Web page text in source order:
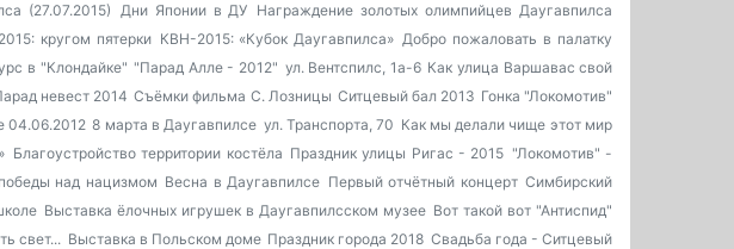
(27.07.2015) Дни Японии в ДУ Награждение золотых олимпийцев Даугавпилса
кругом пятерки КВН-2015: «Кубок Даугавпилса» Добро пожаловать в палатку
в "Клондайке" "Парад Алле - 2012" ул. Вентспилс, 1а-6 Как улица Варшавас свой
невест 2014 Съёмки фильма С. Лозницы Ситцевый бал 2013 Гонка "Локомотив"
04.06.2012 8 марта в Даугавпилсе ул. Транспорта, 70 Как мы делали чище этот мир
Благоустройство территории костёла Праздник улицы Ригас - 2015 "Локомотив" -
над нацизмом Весна в Даугавпилсе Первый отчётный концерт Симбирский
Выставка ёлочных игрушек в Даугавпилсском музее Вот такой вот "Антиспид"
свет... Выставка в Польском доме Праздник города 2018 Свадьба года - Ситцевый